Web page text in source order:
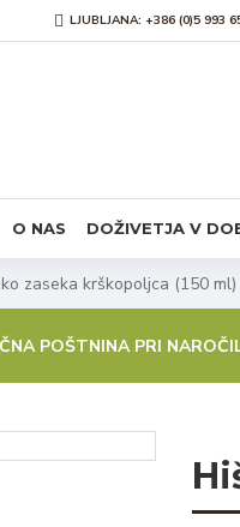
LJUBLJANA: +386 (0)5 993
O NAS DOŽIVETJA V
zaseka krškopoljca (150 ml)
POŠTNINA PRI